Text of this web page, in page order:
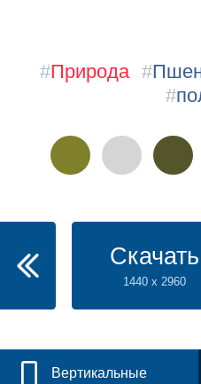
#Природа #
#
Скачать
1440 x 2960
Вертикальные